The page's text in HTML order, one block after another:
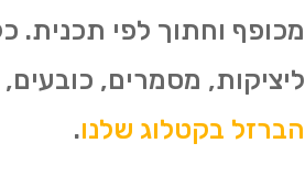
מכופף וחתוך לפי תכנית.
ליציקות, מסמרים, כובעים, מסמרי פלדה,
הברזל בקטלוג שלנו.